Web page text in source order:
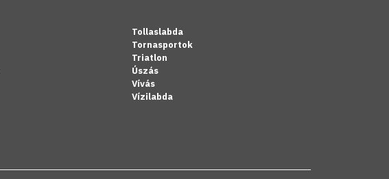
Tollaslabda
Tornasportok
Triatlon
Úszás
Vívás
Vízilabda